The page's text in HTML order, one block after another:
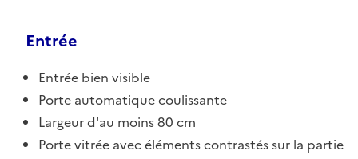
Entrée
Entrée bien visible
Porte automatique coulissante
Largeur d'au moins 80 cm
Porte vitrée avec éléments contrastés sur la partie